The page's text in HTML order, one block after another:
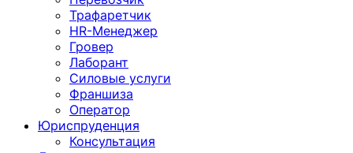
Трафаретчик
HR-Менеджер
Гровер
Лаборант
Силовые услуги
Франшиза
Оператор
Юриспруденция
Консультация